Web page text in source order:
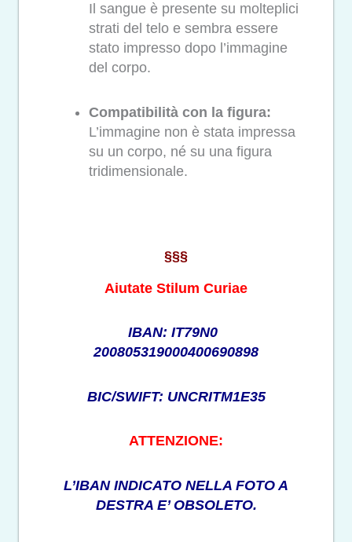
Il sangue è presente su molteplici
strati del telo e sembra essere
stato impresso dopo l’immagine
del corpo.
Compatibilità con la figura:
L’immagine non è stata impressa
su un corpo, né su una figura
tridimensionale.
§§§
Aiutate Stilum Curiae
IBAN: IT79N0
200805319000400690898
BIC/SWIFT: UNCRITM1E35
ATTENZIONE:
L’IBAN INDICATO NELLA FOTO A
DESTRA E’ OBSOLETO.